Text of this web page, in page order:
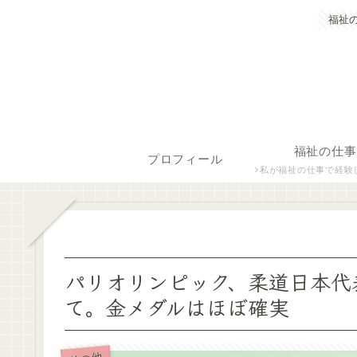
福祉
プロフィール
福祉の仕事
私が福祉の仕事で経験した保育士、障がい者生活支援員につ
パリオリンピック、柔道日本
て。金メダルはほぼ確実